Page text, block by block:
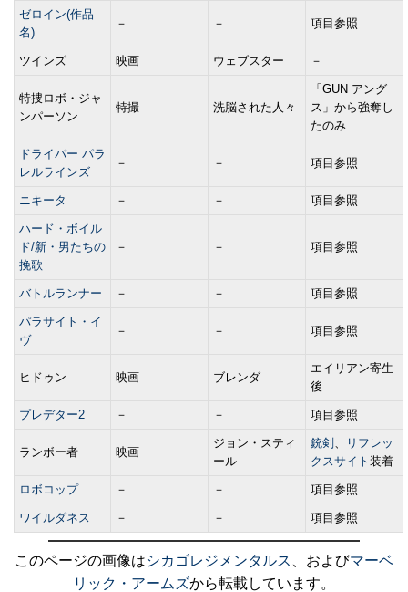
ゼロイン(作品
名)
－ － 項目参照
ツインズ 映画 ウェブスター －
特捜ロボ・ジャ
ンパーソン
特撮 洗脳された人々
「GUN アング
ス」から強奪し
たのみ
ドライバー パラ
レルラインズ
－ － 項目参照
ニキータ － － 項目参照
ハード・ボイル
ド/新・男たちの
挽歌
－ － 項目参照
バトルランナー － － 項目参照
パラサイト・イ
ヴ
－ － 項目参照
ヒドゥン 映画 ブレンダ
エイリアン寄生
後
プレデター2 － － 項目参照
ランボー者 映画
ジョン・スティ
ール
銃剣
リフレッ
クスサイト 装着
ロボコップ － － 項目参照
ワイルダネス － － 項目参照
このページの画像はシカゴレジメンタルス 、およびマーベ
リック・アームズから転載しています。